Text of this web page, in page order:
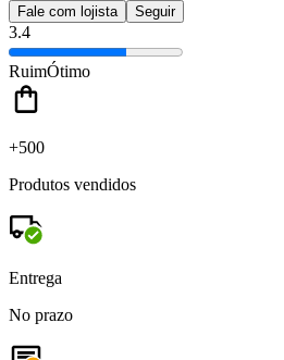
Fale com lojista Seguir
3.4
RuimÓtimo
+500
Produtos vendidos
Entrega
No prazo